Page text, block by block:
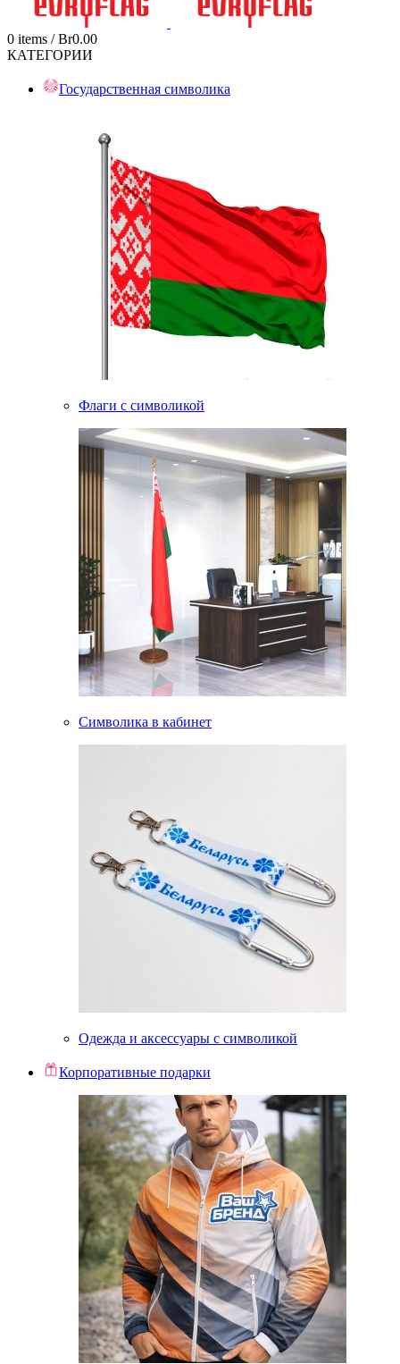
0 items / Br0.00
КАТЕГОРИИ
Государственная символика
Флаги с символикой
Символика в кабинет
Одежда и аксессуары с символикой
Корпоративные подарки